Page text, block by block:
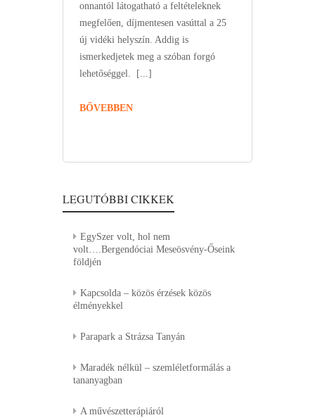
onnantól látogatható a feltételeknek
megfelően, díjmentesen vasúttal a 25
új vidéki helyszín. Addig is
ismerkedjetek meg a szóban forgó
lehetőséggel.
[...]
BŐVEBBEN
LEGUTÓBBI CIKKEK
EgySzer volt, hol nem
volt….Bergendóciai Meseösvény-Őseink
földjén
Kapcsolda – közös érzések közös
élményekkel
Parapark a Strázsa Tanyán
Maradék nélkül – szemléletformálás a
tananyagban
A művészetterápiáról